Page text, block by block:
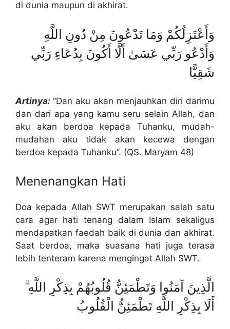
di dunia maupun di akhirat.
وَأَعْتَزِلُكُمْ وَمَا تَدْعُونَ مِنْ دُونِ اللَّهِ
وَأَدْعُو رَبِّي عَسَىٰ أَلَّا أَكُونَ بِدُعَاءِ رَبِّي
شَقِيًّا
Artinya: “Dan aku akan menjauhkan diri darimu
dan dari apa yang kamu seru selain Allah, dan
aku akan berdoa kepada Tuhanku, mudah-
mudahan aku tidak akan kecewa dengan
berdoa kepada Tuhanku”. (QS. Maryam 48)
Menenangkan Hati
Doa kepada Allah SWT merupakan salah satu
cara agar hati tenang dalam Islam sekaligus
mendapatkan faedah baik di dunia dan akhirat.
Saat berdoa, maka suasana hati juga terasa
lebih tenteram karena mengingat Allah SWT.
الَّذِينَ آمَنُوا وَتَطْمَئِنُّ قُلُوبُهُمْ بِذِكْرِ اللَّهِ ۗ
أَلَا بِذِكْرِ اللَّهِ تَطْمَئِنُّ الْقُلُوبُ